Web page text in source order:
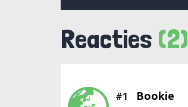
Reacties (2)
#1 Bookie